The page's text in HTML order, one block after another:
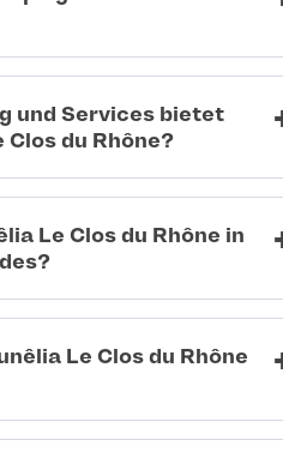
und Services bietet
Clos du Rhône?
Le Clos du Rhône in
Le Clos du Rhône